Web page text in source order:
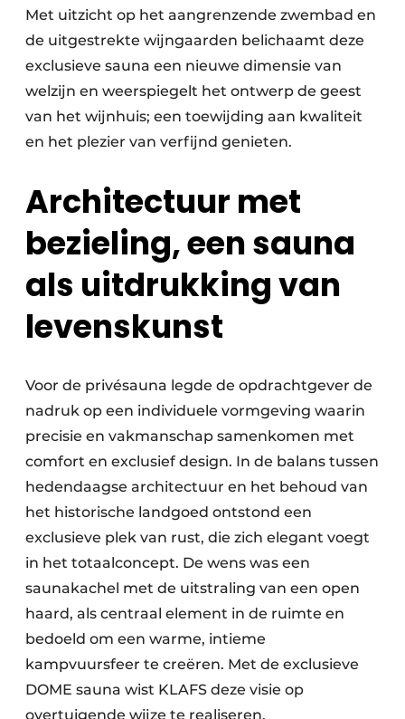
Met uitzicht op het aangrenzende zwembad en
de uitgestrekte wijngaarden belichaamt deze
exclusieve sauna een nieuwe dimensie van
welzijn en weerspiegelt het ontwerp de geest
van het wijnhuis; een toewijding aan kwaliteit
en het plezier van verfijnd genieten.
Architectuur met
bezieling, een sauna
als uitdrukking van
levenskunst
Voor de privésauna legde de opdrachtgever de
nadruk op een individuele vormgeving waarin
precisie en vakmanschap samenkomen met
comfort en exclusief design. In de balans tussen
hedendaagse architectuur en het behoud van
het historische landgoed ontstond een
exclusieve plek van rust, die zich elegant voegt
in het totaalconcept. De wens was een
saunakachel met de uitstraling van een open
haard, als centraal element in de ruimte en
bedoeld om een warme, intieme
kampvuursfeer te creëren. Met de exclusieve
DOME sauna wist KLAFS deze visie op
overtuigende wijze te realiseren.